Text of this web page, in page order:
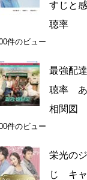
すじと
聴率
件のビュー
最強配
聴率
相関図
件のビュー
栄光の
じ キ